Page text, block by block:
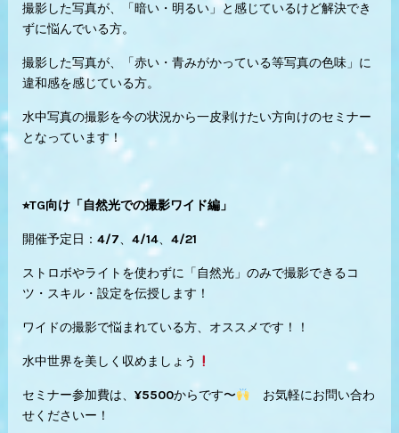
撮影した写真が、「暗い・明るい」と感じているけど解決でき
ずに悩んでいる方。
撮影した写真が、「赤い・青みがかっている等写真の色味」に
違和感を感じている方。
水中写真の撮影を今の状況から一皮剥けたい方向けのセミナー
となっています！
⭐︎TG向け「自然光での撮影ワイド編」
開催予定日：4/7、4/14、4/21
ストロボやライトを使わずに「自然光」のみで撮影できるコ
ツ・スキル・設定を伝授します！
ワイドの撮影で悩まれている方、オススメです！！
水中世界を美しく収めましょう
セミナー参加費は、¥5500からです〜
お気軽にお問い合わ
せくださいー！